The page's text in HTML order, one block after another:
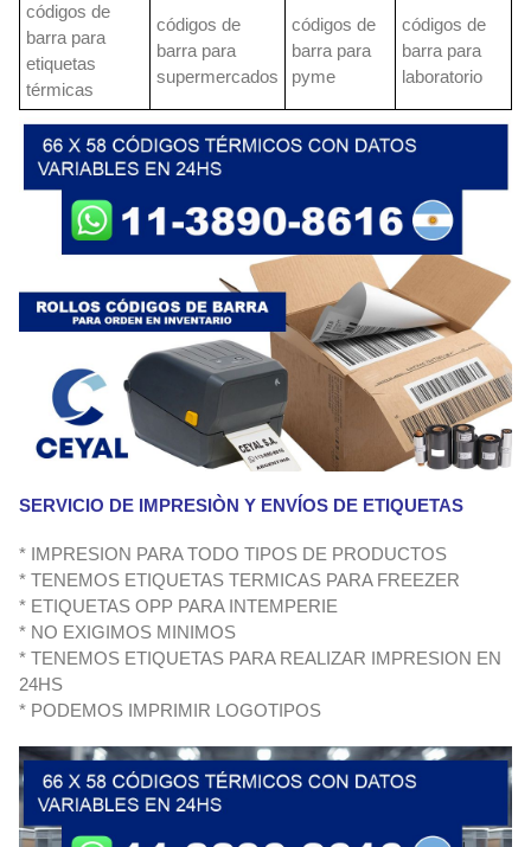
códigos de
barra para
etiquetas
térmicas
códigos de
barra para
supermercados
códigos de
barra para
pyme
códigos de
barra para
laboratorio
SERVICIO DE IMPRESIÒN Y ENVÍOS DE ETIQUETAS
* IMPRESION PARA TODO TIPOS DE PRODUCTOS
* TENEMOS ETIQUETAS TERMICAS PARA FREEZER
* ETIQUETAS OPP PARA INTEMPERIE
* NO EXIGIMOS MINIMOS
* TENEMOS ETIQUETAS PARA REALIZAR IMPRESION EN
24HS
* PODEMOS IMPRIMIR LOGOTIPOS